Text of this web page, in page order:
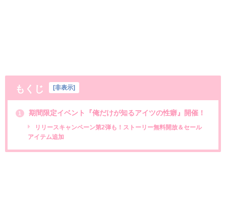
もくじ 非表示
1 期間限定イベント『俺だけが知るアイツの性癖』開催！
リリースキャンペーン第2弾も！ストーリー無料開放＆セール
アイテム追加